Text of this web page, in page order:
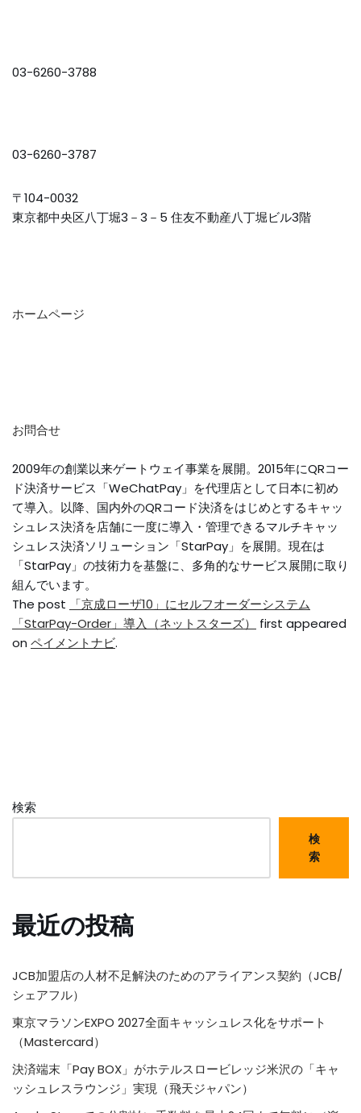
03-6260-3788
03-6260-3787
〒104-0032
東京都中央区八丁堀3－3－5 住友不動産八丁堀ビル3階
ホームページ
お問合せ
2009年の創業以来ゲートウェイ事業を展開。2015年にQRコー
ド決済サービス「WeChatPay」を代理店として日本に初め
て導入。以降、国内外のQRコード決済をはじめとするキャッ
シュレス決済を店舗に一度に導入・管理できるマルチキャッ
シュレス決済ソリューション「StarPay」を展開。現在は
「StarPay」の技術力を基盤に、多角的なサービス展開に取り
組んでいます。
The post
「京成ローザ10」にセルフオーダーシステム
「StarPay-Order」導入（ネットスターズ）
first appeared
on ペイメントナビ.
検索
検
索
最近の投稿
JCB加盟店の人材不足解決のためのアライアンス契約（JCB/
シェアフル）
東京マラソンEXPO 2027全面キャッシュレス化をサポート
（Mastercard）
決済端末「Pay BOX」がホテルスロービレッジ米沢の「キャ
ッシュレスラウンジ」実現（飛天ジャパン）